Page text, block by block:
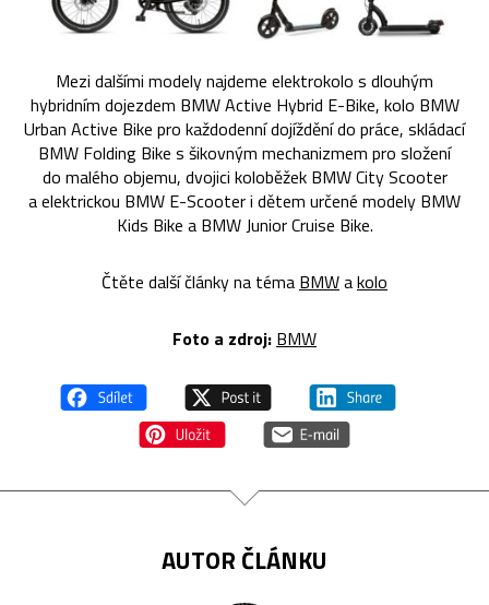
Mezi dalšími modely najdeme elektrokolo s dlouhým
hybridním dojezdem BMW Active Hybrid E-Bike, kolo BMW
Urban Active Bike pro každodenní dojíždění do práce, skládací
BMW Folding Bike s šikovným mechanizmem pro složení
do malého objemu, dvojici koloběžek BMW City Scooter
a elektrickou BMW E-Scooter i dětem určené modely BMW
Kids Bike a BMW Junior Cruise Bike.
Čtěte další články na téma BMWakolo
Foto a zdroj: BMW
AUTOR ČLÁNKU